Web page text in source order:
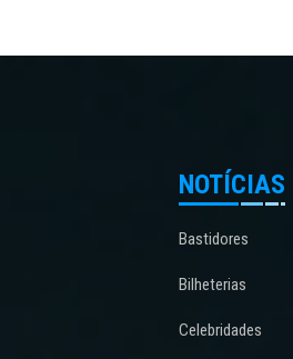
NOTÍCIAS
Bastidores
Bilheterias
Celebridades